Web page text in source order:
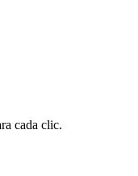
cada clic.